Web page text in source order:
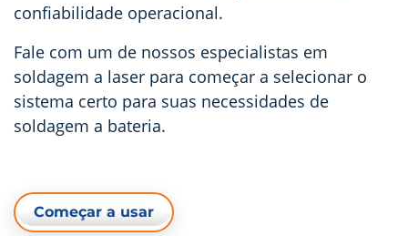
confiabilidade operacional.
Fale com um de nossos especialistas em
soldagem a laser para começar a selecionar o
sistema certo para suas necessidades de
soldagem a bateria.
Começar a usar